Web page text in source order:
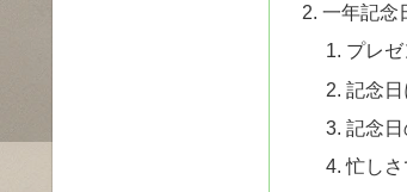
一年記念
プレ
記念
記念
忙し